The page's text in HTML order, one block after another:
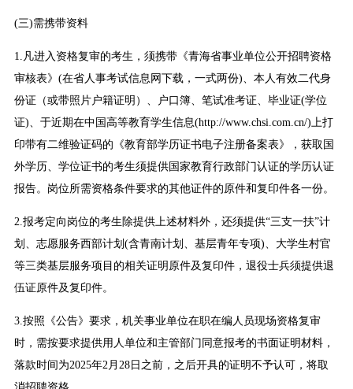
(三)需携带资料
1.凡进入资格复审的考生，须携带《青海省事业单位公开招聘资格
审核表》(在省人事考试信息网下载，一式两份)、本人有效二代身
份证（或带照片户籍证明）、户口簿、笔试准考证、毕业证(学位
证)、于近期在中国高等教育学生信息(http://www.chsi.com.cn/)上打
印带有二维验证码的《教育部学历证书电子注册备案表》，获取国
外学历、学位证书的考生须提供国家教育行政部门认证的学历认证
报告。岗位所需资格条件要求的其他证件的原件和复印件各一份。
2.报考定向岗位的考生除提供上述材料外，还须提供“三支一扶”计
划、志愿服务西部计划(含青南计划、基层青年专项)、大学生村官
等三类基层服务项目的相关证明原件及复印件，退役士兵须提供退
伍证原件及复印件。
3.按照《公告》要求，机关事业单位在职在编人员现场资格复审
时，需按要求提供用人单位和主管部门同意报考的书面证明材料，
落款时间为2025年2月28日之前，之后开具的证明不予认可，将取